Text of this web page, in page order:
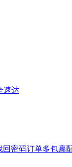
速达
回密码订单多包裹